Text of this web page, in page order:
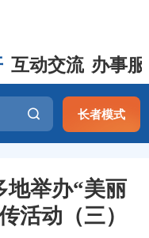
互动交流 办事
长者模式
地举办“美丽
活动（三）